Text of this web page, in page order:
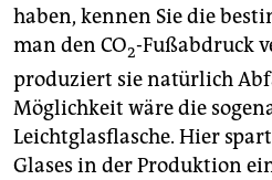
haben, kennen Sie die
man den CO2-Fußabdruck
produziert sie natürlich
Möglichkeit wäre die
Leichtglasflasche. Hier
Glases in der Produktion